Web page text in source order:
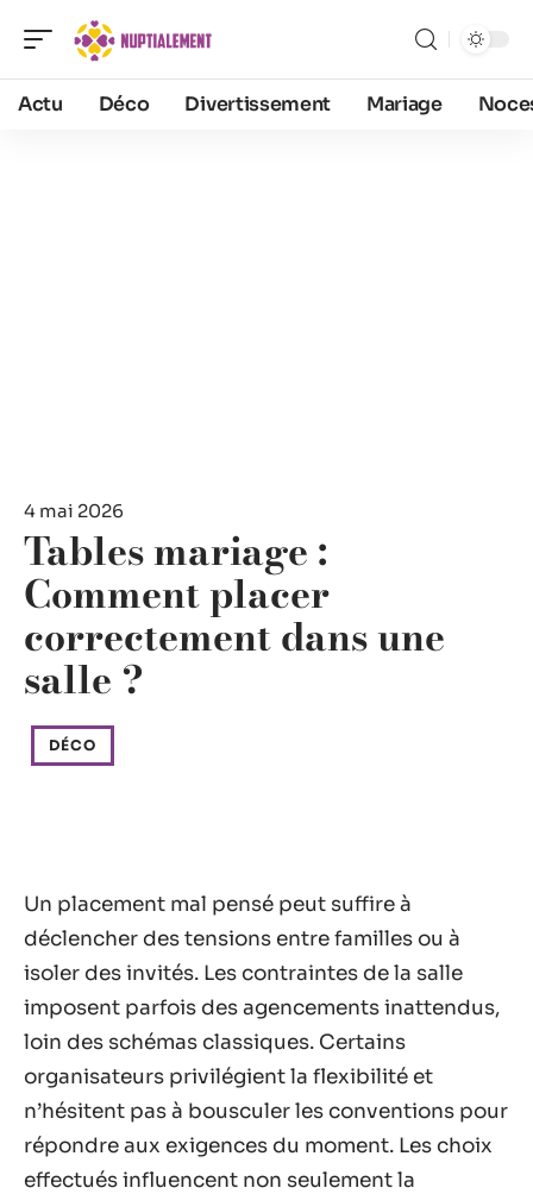
Actu Déco Divertissement Mariage
4 mai 2026
Tables mariage :
Comment placer
correctement dans une
salle ?
DÉCO
Un placement mal pensé peut suffire à
déclencher des tensions entre familles ou à
isoler des invités. Les contraintes de la salle
imposent parfois des agencements inattendus,
loin des schémas classiques. Certains
organisateurs privilégient la flexibilité et
n’hésitent pas à bousculer les conventions pour
répondre aux exigences du moment. Les choix
effectués influencent non seulement la